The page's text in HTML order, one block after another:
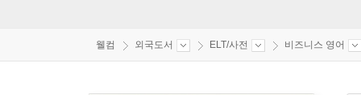
웰컴 외국도서 ELT/사전 비즈니스 영어